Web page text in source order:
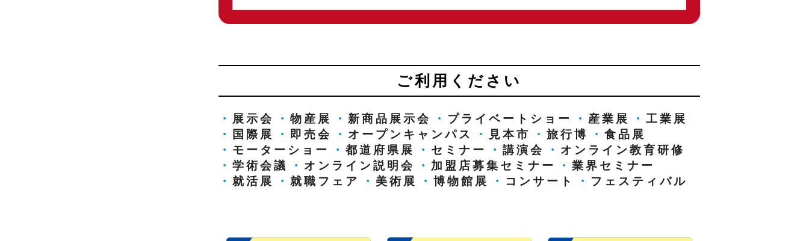
ご利用ください
・ 展示会 ・ 物産展 ・ 新商品展示会 ・ プライベートショー ・ 産業展 ・ 工業展
・
国際展 ・ 即売会 ・ オープンキャンパス ・ 見本市 ・ 旅行博 ・ 食品展
・ モーターショー ・ 都道府県展 ・ セミナー ・ 講演会 ・ オンライン教育研修
・ 学術会議 ・ オンライン説明会 ・ 加盟店募集セミナー ・ 業界セミナー
・ 就活展 ・ 就職フェア ・ 美術展 ・ 博物館展 ・ コンサート ・ フェスティバル